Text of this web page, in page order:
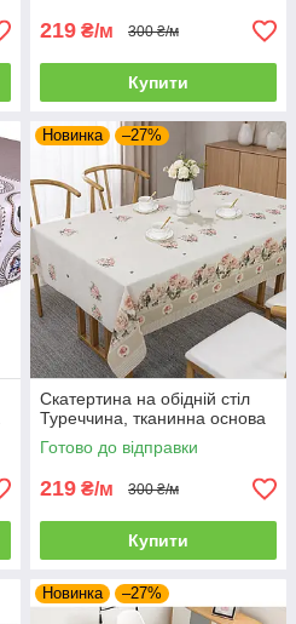
219 ₴/м 300 ₴/м
Купити
Новинка –27%
Скатертина на обідній стіл
Туреччина, тканинна основа
Готово до відправки
219 ₴/м 300 ₴/м
Купити
Новинка –27%